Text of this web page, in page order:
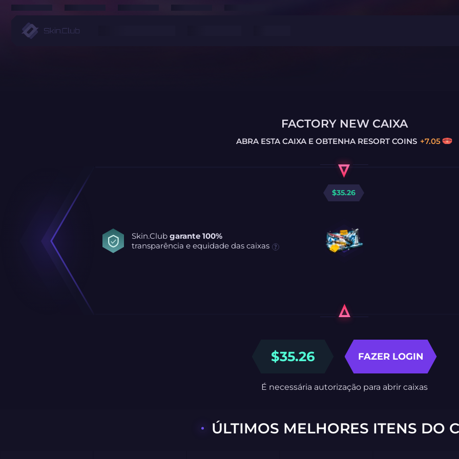
FACTORY NEW CAIXA
ABRA ESTA CAIXA E OBTENHA RESORT COINS +7.05
Skin.Club garante 100%
transparência e equidade das caixas
$35.26
$35.26 FAZER LOGIN
É necessária autorização para abrir caixas
ÚLTIMOS MELHORES ITENS DO